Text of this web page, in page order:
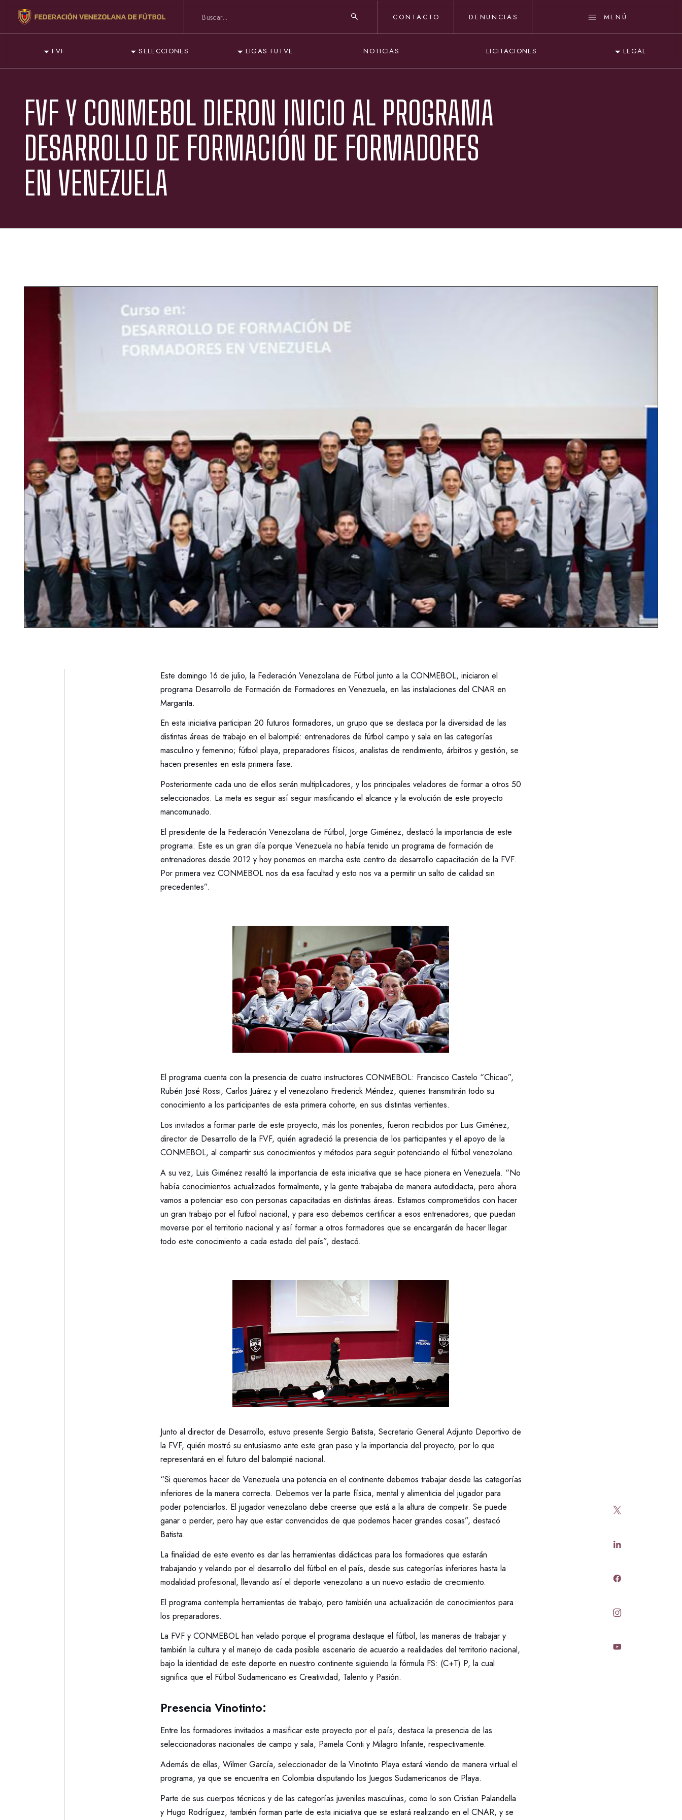
CONTACTO DENUNCIAS MENÚ
FVF SELECCIONES LIGAS FUTVE NOTICIAS LICITACIONES LEGAL
FVF Y CONMEBOL DIERON INICIO AL PROGRAMA
DESARROLLO DE FORMACIÓN DE FORMADORES
EN VENEZUELA
Este domingo 16 de julio, la Federación Venezolana de Fútbol junto a la CONMEBOL, iniciaron el
programa Desarrollo de Formación de Formadores en Venezuela, en las instalaciones del CNAR en
Margarita.
En esta iniciativa participan 20 futuros formadores, un grupo que se destaca por la diversidad de las
distintas áreas de trabajo en el balompié: entrenadores de fútbol campo y sala en las categorías
masculino y femenino; fútbol playa, preparadores físicos, analistas de rendimiento, árbitros y gestión, se
hacen presentes en esta primera fase.
Posteriormente cada uno de ellos serán multiplicadores, y los principales veladores de formar a otros 50
seleccionados. La meta es seguir así seguir masificando el alcance y la evolución de este proyecto
mancomunado.
El presidente de la Federación Venezolana de Fútbol, Jorge Giménez, destacó la importancia de este
programa: Este es un gran día porque Venezuela no había tenido un programa de formación de
entrenadores desde 2012 y hoy ponemos en marcha este centro de desarrollo capacitación de la FVF.
Por primera vez CONMEBOL nos da esa facultad y esto nos va a permitir un salto de calidad sin
precedentes”.
El programa cuenta con la presencia de cuatro instructores CONMEBOL: Francisco Castelo “Chicao”,
Rubén José Rossi, Carlos Juárez y el venezolano Frederick Méndez, quienes transmitirán todo su
conocimiento a los participantes de esta primera cohorte, en sus distintas vertientes.
Los invitados a formar parte de este proyecto, más los ponentes, fueron recibidos por Luis Giménez,
director de Desarrollo de la FVF, quién agradeció la presencia de los participantes y el apoyo de la
CONMEBOL, al compartir sus conocimientos y métodos para seguir potenciando el fútbol venezolano.
A su vez, Luis Giménez resaltó la importancia de esta iniciativa que se hace pionera en Venezuela. “No
había conocimientos actualizados formalmente, y la gente trabajaba de manera autodidacta, pero ahora
vamos a potenciar eso con personas capacitadas en distintas áreas. Estamos comprometidos con hacer
un gran trabajo por el futbol nacional, y para eso debemos certificar a esos entrenadores, que puedan
moverse por el territorio nacional y así formar a otros formadores que se encargarán de hacer llegar
todo este conocimiento a cada estado del país”, destacó.
Junto al director de Desarrollo, estuvo presente Sergio Batista, Secretario General Adjunto Deportivo de
la FVF, quién mostró su entusiasmo ante este gran paso y la importancia del proyecto, por lo que
representará en el futuro del balompié nacional.
“Si queremos hacer de Venezuela una potencia en el continente debemos trabajar desde las categorías
inferiores de la manera correcta. Debemos ver la parte física, mental y alimenticia del jugador para
poder potenciarlos. El jugador venezolano debe creerse que está a la altura de competir. Se puede
ganar o perder, pero hay que estar convencidos de que podemos hacer grandes cosas”, destacó
Batista.
La finalidad de este evento es dar las herramientas didácticas para los formadores que estarán
trabajando y velando por el desarrollo del fútbol en el país, desde sus categorías inferiores hasta la
modalidad profesional, llevando así el deporte venezolano a un nuevo estadio de crecimiento.
El programa contempla herramientas de trabajo, pero también una actualización de conocimientos para
los preparadores.
La FVF y CONMEBOL han velado porque el programa destaque el fútbol, las maneras de trabajar y
también la cultura y el manejo de cada posible escenario de acuerdo a realidades del territorio nacional,
bajo la identidad de este deporte en nuestro continente siguiendo la fórmula FS: (C+T) P, la cual
significa que el Fútbol Sudamericano es Creatividad, Talento y Pasión.
Presencia Vinotinto:
Entre los formadores invitados a masificar este proyecto por el país, destaca la presencia de las
seleccionadoras nacionales de campo y sala, Pamela Conti y Milagro Infante, respectivamente.
Además de ellas, Wilmer García, seleccionador de la Vinotinto Playa estará viendo de manera virtual el
programa, ya que se encuentra en Colombia disputando los Juegos Sudamericanos de Playa.
Parte de sus cuerpos técnicos y de las categorías juveniles masculinas, como lo son Cristian Palandella
y Hugo Rodríguez, también forman parte de esta iniciativa que se estará realizando en el CNAR, y se